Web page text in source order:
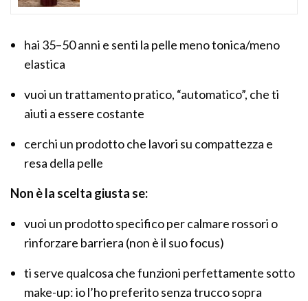
hai 35–50 anni e senti la pelle meno tonica/meno
elastica
vuoi un trattamento pratico, “automatico”, che ti
aiuti a essere costante
cerchi un prodotto che lavori su compattezza e
resa della pelle
Non è la scelta giusta se:
vuoi un prodotto specifico per calmare rossori o
rinforzare barriera (non è il suo focus)
ti serve qualcosa che funzioni perfettamente sotto
make-up: io l’ho preferito senza trucco sopra